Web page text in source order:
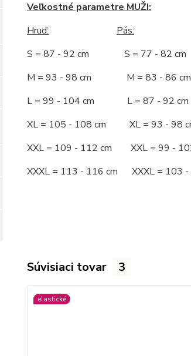
Veľkostné parametre MUŽI:
Hruď:
Pás:
S = 87 - 92 cm S = 77 - 82 cm
M = 93 - 98 cm M = 83 - 86 cm
L = 99 - 104 cm L = 87 - 92 cm
XL = 105 - 108 cm XL = 93 - 98
XXL = 109 - 112 cm XXL = 99 -
XXXL = 113 - 116 cm XXXL = 103 -
Súvisiaci tovar 3
elastické